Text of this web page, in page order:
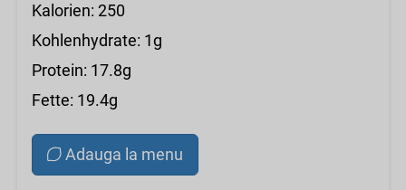
Kalorien: 250
Kohlenhydrate: 1g
Protein: 17.8g
Fette: 19.4g
Adauga la menu